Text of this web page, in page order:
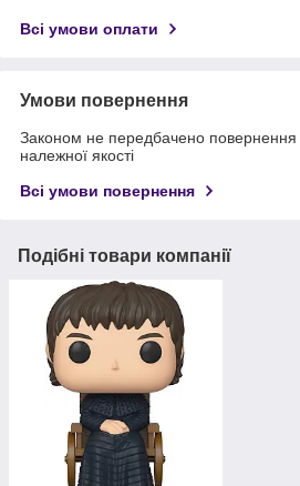
Всі умови оплати
Умови повернення
Законом не передбачено повернення
належної якості
Всі умови повернення
Подібні товари компанії